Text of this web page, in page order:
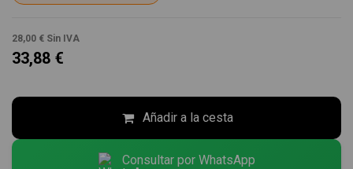
28,00 € Sin IVA
33,88 €
Añadir a la cesta
Consultar por WhatsApp